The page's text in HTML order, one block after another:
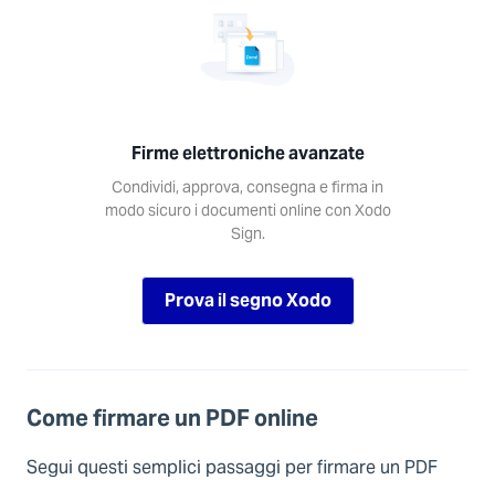
Firme elettroniche avanzate
Condividi, approva, consegna e firma in
modo sicuro i documenti online con Xodo
Sign.
Prova il segno Xodo
Come firmare un PDF online
Segui questi semplici passaggi per firmare un PDF